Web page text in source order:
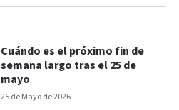
25 de Mayo de 2026
Cuándo es el próximo fin de
semana largo tras el 25 de
mayo